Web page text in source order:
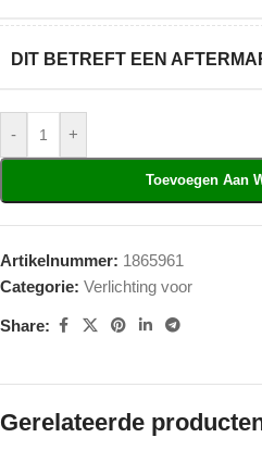
DIT BETREFT EEN
- +
Toevoegen Aan
Artikelnummer: 1865961
Categorie: Verlichting voor
Share:
Gerelateerde